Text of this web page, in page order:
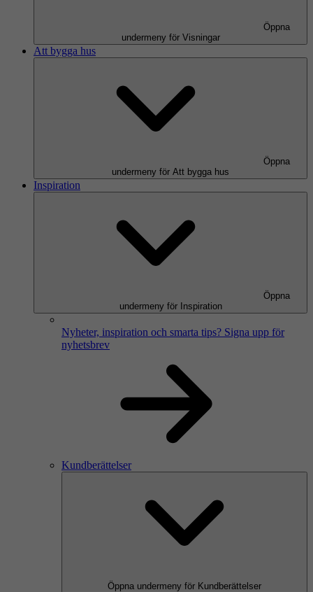
Öppna
undermeny för Visningar
Att bygga hus
Öppna
undermeny för Att bygga hus
Inspiration
Öppna
undermeny för Inspiration
Nyheter, inspiration och smarta tips? Signa upp för
nyhetsbrev
Kundberättelser
Öppna undermeny för Kundberättelser